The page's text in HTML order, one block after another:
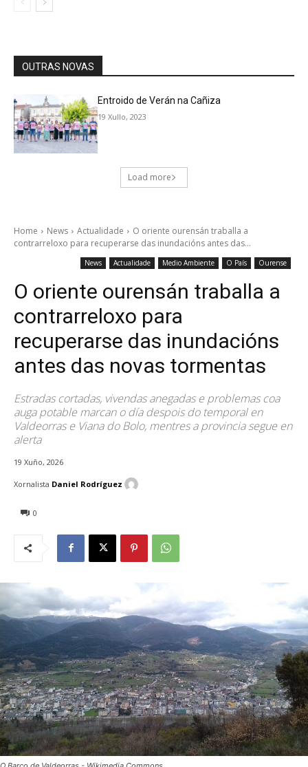
OUTRAS NOVAS
Entroido de Verán na Cañiza
19 Xullo, 2023
Load more